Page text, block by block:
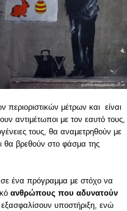
περιοριστικών μέτρων και είναι
αντιμέτωποι με τον εαυτό τους,
τους, θα αναμετρηθούν με
θα βρεθούν στο φάσμα της
ένα πρόγραμμα με στόχο να
ανθρώπους που αδυνατούν
υποστήριξη, ενώ